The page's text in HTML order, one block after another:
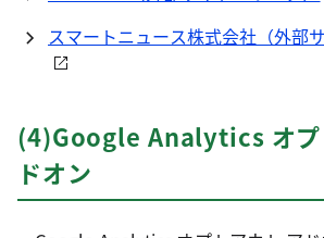
スマートニュース株式会社（外部
(4)Google Analytics オプ
ドオン